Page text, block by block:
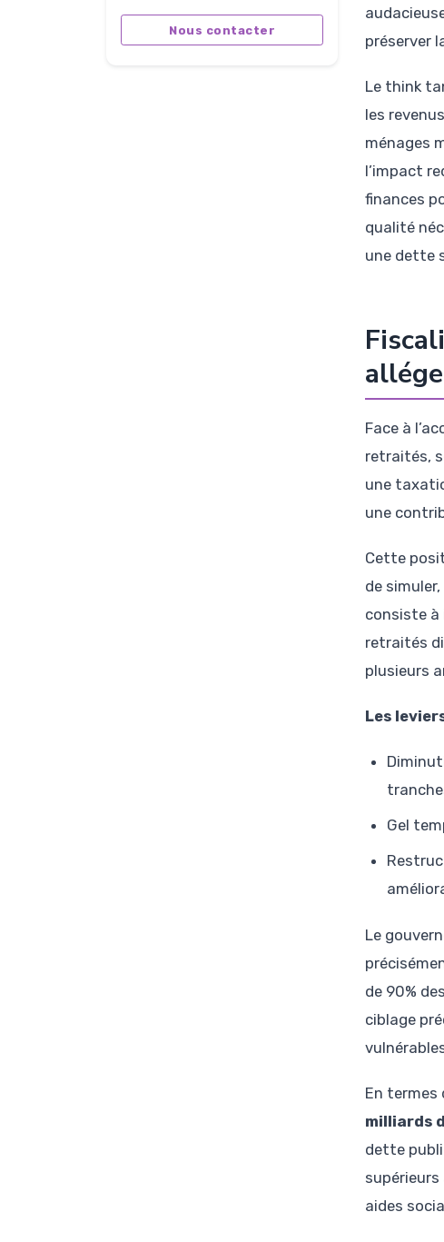
Nous contacter
préserver
Le think
les
ménages
l’impact
finances
qualité
une dette
Face à
retraités,
une
une
Cette
de
consiste
retraités
plusieurs
Les
Gel
Le
de 90%
ciblage
En termes
milliards
dette
aides